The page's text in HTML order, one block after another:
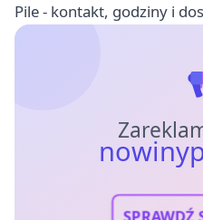
Pile - kontakt, godziny i